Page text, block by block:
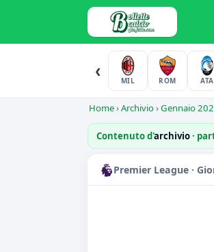
‹
MIL ROM ATA
Home›Archivio›Gennaio
Contenuto d'archivio·
Premier League ·